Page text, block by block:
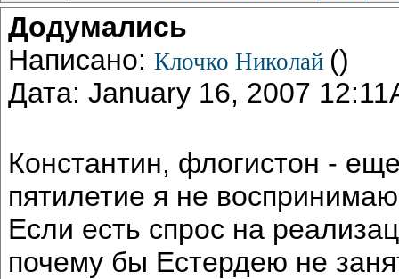
Додумались
Написано: Клочко Николай ()
Дата: January 16, 2007
Константин, флогистон -
пятилетие я не
Если есть спрос на
почему бы Естердею не